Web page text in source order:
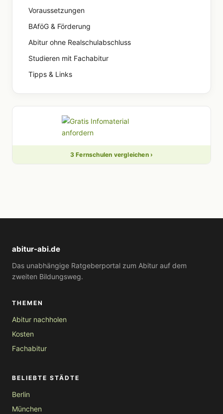
Voraussetzungen
BAföG & Förderung
Abitur ohne Realschulabschluss
Studieren mit Fachabitur
Tipps & Links
3 Fernschulen vergleichen ›
abitur-abi.de
Das unabhängige Ratgeberportal zum Abitur auf dem
zweiten Bildungsweg.
THEMEN
Abitur nachholen
Kosten
Fachabitur
BELIEBTE STÄDTE
Berlin
München